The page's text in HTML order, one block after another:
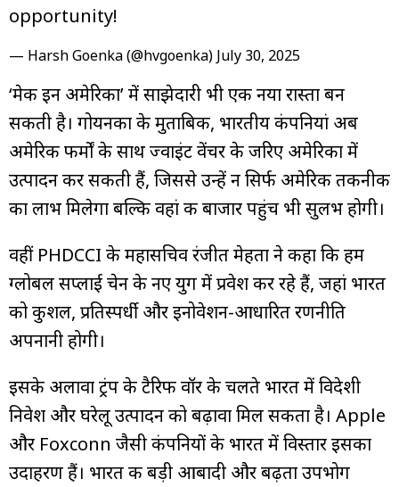
opportunity!
— Harsh Goenka (@hvgoenka) July 30, 2025
‘मेक इन अमेरिका’ में साझेदारी भी एक नया रास्ता बन
सकती है। गोयनका के मुताबिक, भारतीय कंपनियां अब
अमेरिकी फर्मों के साथ ज्वाइंट वेंचर के जरिए अमेरिका में
उत्पादन कर सकती हैं, जिससे उन्हें न सिर्फ अमेरिकी तकनीक
का लाभ मिलेगा बल्कि वहां की बाजार पहुंच भी सुलभ होगी।
वहीं PHDCCI के महासचिव रंजीत मेहता ने कहा कि हम
ग्लोबल सप्लाई चेन के नए युग में प्रवेश कर रहे हैं, जहां भारत
को कुशल, प्रतिस्पर्धी और इनोवेशन-आधारित रणनीति
अपनानी होगी।
इसके अलावा ट्रंप के टैरिफ वॉर के चलते भारत में विदेशी
निवेश और घरेलू उत्पादन को बढ़ावा मिल सकता है। Apple
और Foxconn जैसी कंपनियों के भारत में विस्तार इसका
उदाहरण हैं। भारत की बड़ी आबादी और बढ़ता उपभोग